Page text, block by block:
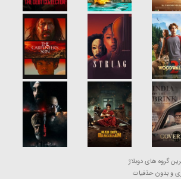
گروه های دوبلاژ
و بدون حذفیات